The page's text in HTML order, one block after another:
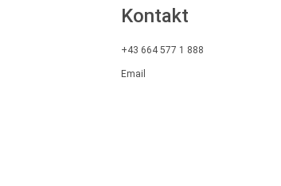
Kontakt
+43 664 577 1 888
Email